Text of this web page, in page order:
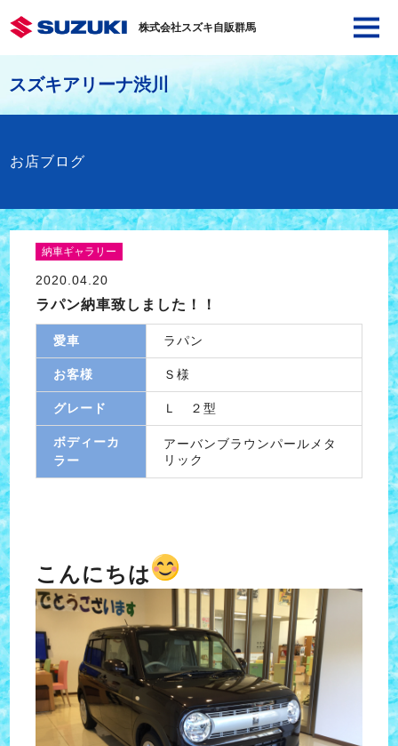
株式会社スズキ自販群馬
スズキアリーナ渋川
お店ブログ
納車ギャラリー
2020.04.20
ラパン納車致しました！！
愛車 ラパン
お客様 Ｓ様
グレード Ｌ ２型
ボディーカ
ラー
アーバンブラウンパールメタ
リック
こんにちは